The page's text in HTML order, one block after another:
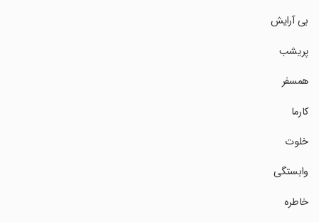
‏بی آرایش
‏پریشب
‏همسفر
‏کارما
‏خلوت
‏وابستگی
‏خاطره